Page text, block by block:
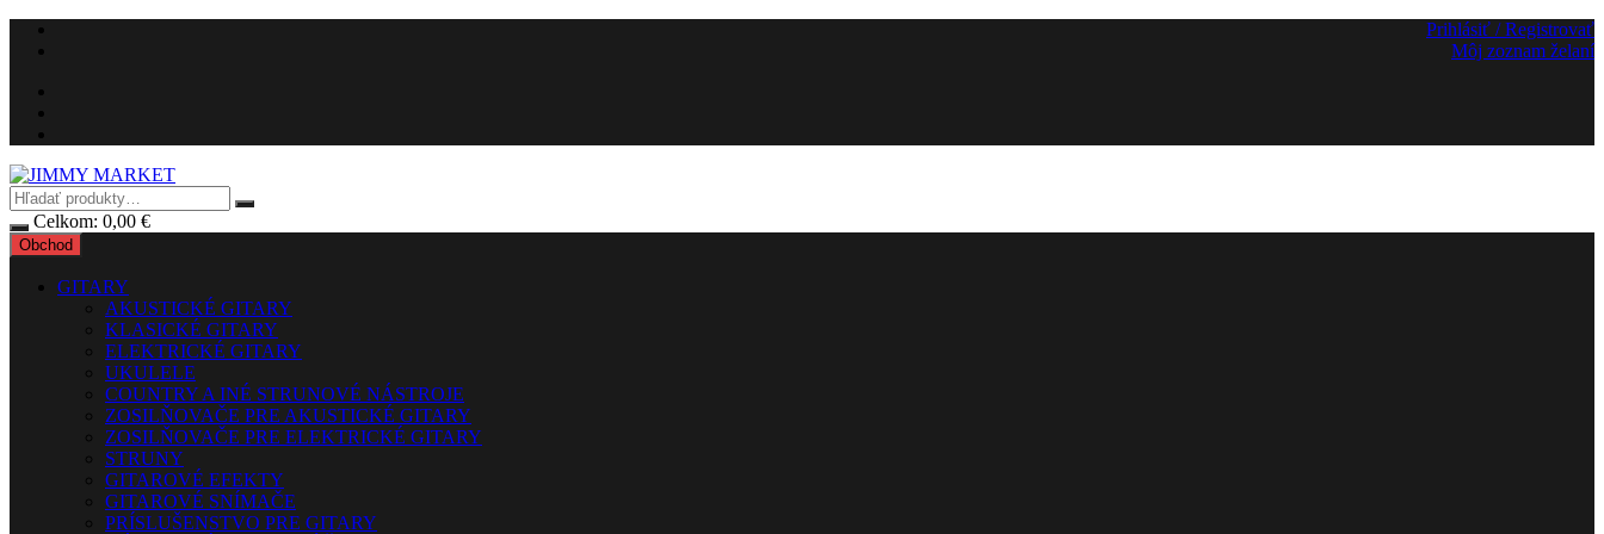
Preskočiť
Prihlásiť / Registrovať
Môj zoznam želaní
Celkom: 0,00 €
Obchod
GITARY
AKUSTICKÉ GITARY
KLASICKÉ GITARY
ELEKTRICKÉ GITARY
UKULELE
COUNTRY A INÉ STRUNOVÉ NÁSTROJE
ZOSILŇOVAČE PRE AKUSTICKÉ GITARY
ZOSILŇOVAČE PRE ELEKTRICKÉ GITARY
STRUNY
GITAROVÉ EFEKTY
GITAROVÉ SNÍMAČE
PRÍSLUŠENSTVO PRE GITARY